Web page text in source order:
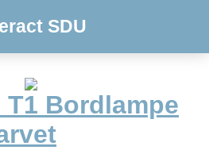
SDU
Bordlampe